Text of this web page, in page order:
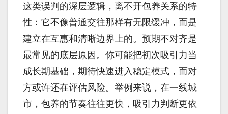
这类误判的深层逻辑，离不开包养关系的特
性：它不像普通交往那样有无限缓冲，而是
建立在互惠和清晰边界上的。预期不对齐是
最常见的底层原因。你可能把初次吸引力当
成长期基础，期待快速进入稳定模式，而对
方或许还在评估风险。举例来说，在一线城
市，包养的节奏往往更快，吸引力判断更依